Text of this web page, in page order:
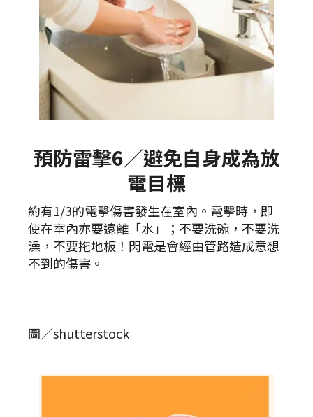
預防雷擊6／避免自身成為放
電目標
約有1/3的電擊傷害發生在室內。電擊時，即
使在室內亦要遠離「水」；不要洗碗，不要洗
澡，不要拖地板！閃電是會經由管路造成意想
不到的傷害。
圖／shutterstock